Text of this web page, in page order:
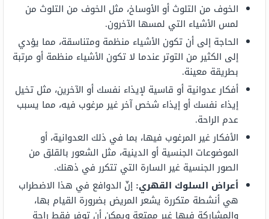
الخوف من التلوث أو الأوساخ، مثل الخوف من التلوث من
لمس الأشياء التي لمسها الآخرون.
الحاجة إلى أن تكون الأشياء منظمة ومتناسقة، مما يؤدي
إلى الكثير من التوتر عندما لا تكون الأشياء منظمة أو مرتبة
بطريقة معينة.
أفكار عدوانية أو قاسية لإيذاء نفسك أو الآخرين، مثل تخيل
إيذاء نفسك أو إيذاء شخص آخر غير مرغوب فيه، مما يسبب
عدم الراحة.
الأفكار غير المرغوب فيها، بما في ذلك العدوانية، أو
الموضوعات الجنسية أو الدينية، مثل الشعور بالقلق من
الصور الجنسية غير السارة التي تتكرر في ذهنك.
أعراض السلوك القهري: إنّ الدوافع في هذا الاضطراب
هي أنشطة متكررة يشعر المريض بضرورة القيام بها،
والمشاركة فيها غير ممتعة ويمكن أن توفر فقط راحة